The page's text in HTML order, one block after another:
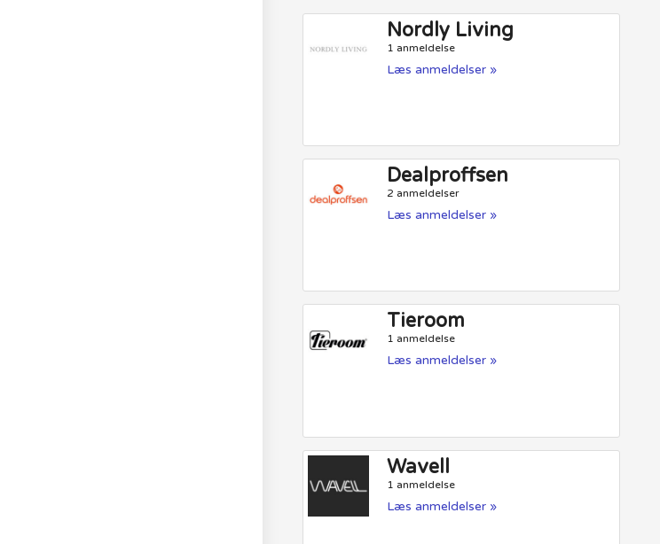
Nordly Living
1 anmeldelse
Læs anmeldelser »
Dealproffsen
2 anmeldelser
Læs anmeldelser »
Tieroom
1 anmeldelse
Læs anmeldelser »
Wavell
1 anmeldelse
Læs anmeldelser »